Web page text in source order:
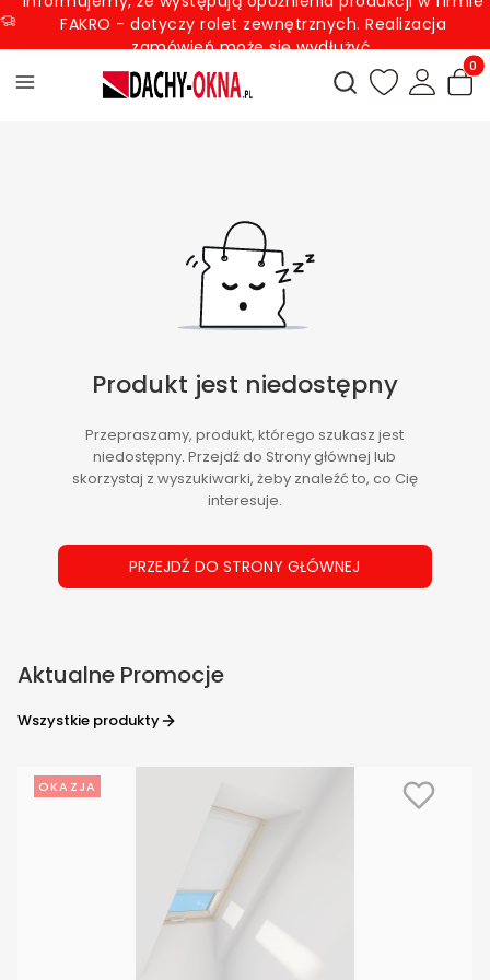
FAKRO - dotyczy rolet zewnętrznych. Realizacja
zamówień może się wydłużyć.
Otwórz
Produkt jest niedostępny
Przepraszamy, produkt, którego szukasz jest
niedostępny. Przejdź do Strony głównej lub
skorzystaj z wyszukiwarki, żeby znaleźć to, co Cię
interesuje.
PRZEJDŹ DO STRONY GŁÓWNEJ
Aktualne Promocje
Wszystkie produkty
OKAZJA